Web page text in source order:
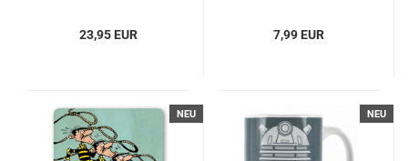
23,95 EUR 7,99 EUR
NEU NEU